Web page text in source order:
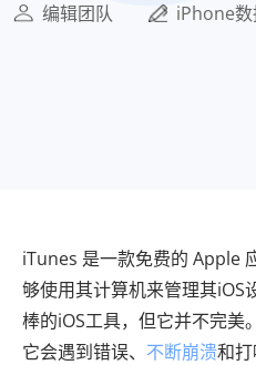
编辑团队 iPhone
iTunes 是一款免费的 Apple
够使用其计算机来管理其iOS
棒的iOS工具，但它并不完美
它会遇到错误、 不断崩溃和打